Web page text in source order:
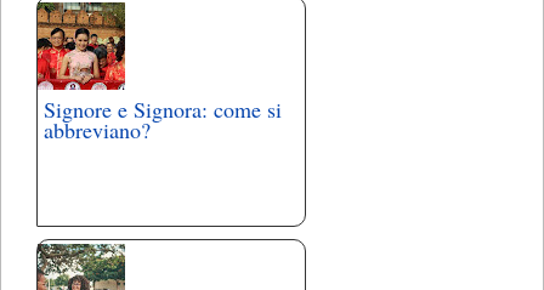
Signore e Signora: come si
abbreviano?